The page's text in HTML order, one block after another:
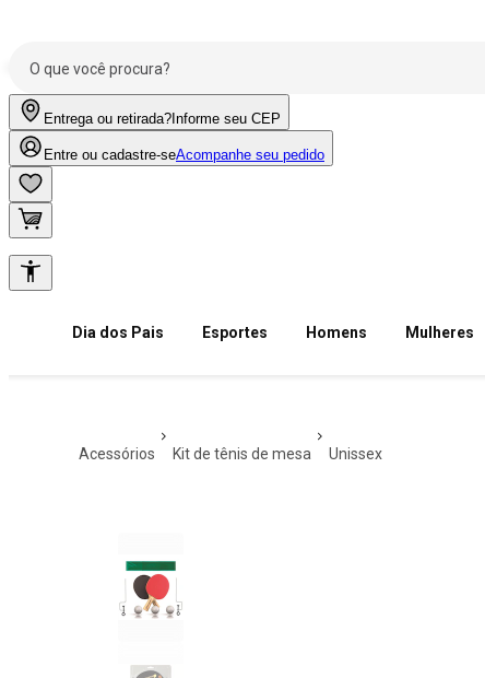
Entrega ou retirada? Informe seu CEP
Entre ou cadastre-seAcompanhe seu pedido
Dia dos Pais Esportes Homens Mulheres
acessórios kit de tênis de mesa unissex